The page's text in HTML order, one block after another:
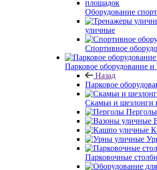
Оборудование
уличные
Спортивное
Парковое оборудование
Назад
Парковое
Скамьи и шезлонги
Перголы
Парковочные